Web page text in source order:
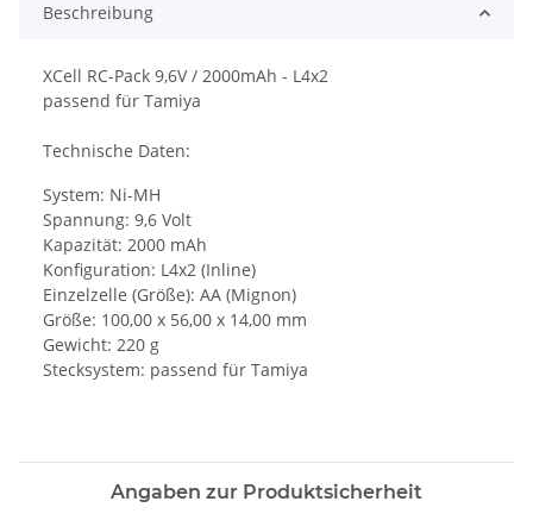
Beschreibung
XCell RC-Pack 9,6V / 2000mAh - L4x2
passend für Tamiya
Technische Daten:
System: Ni-MH
Spannung: 9,6 Volt
Kapazität: 2000 mAh
Konfiguration: L4x2 (Inline)
Einzelzelle (Größe): AA (Mignon)
Größe: 100,00 x 56,00 x 14,00 mm
Gewicht: 220 g
Stecksystem: passend für Tamiya
Angaben zur Produktsicherheit